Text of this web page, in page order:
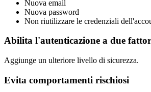
Nuova email
Nuova password
Non riutilizzare le credenziali
Abilita l'autenticazione a due
Aggiunge un ulteriore livello di sicurezza.
Evita comportamenti rischiosi